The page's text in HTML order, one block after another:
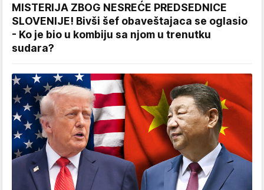
MISTERIJA ZBOG NESREĆE PREDSEDNICE
SLOVENIJE! Bivši šef obaveštajaca se oglasio
- Ko je bio u kombiju sa njom u trenutku
sudara?